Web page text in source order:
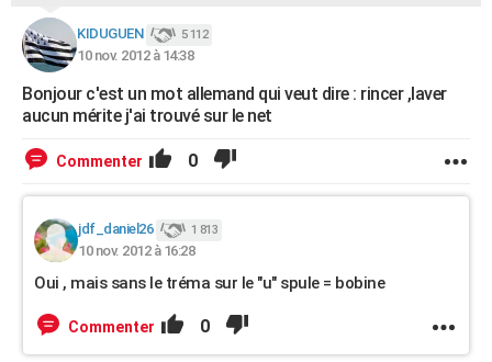
Dictionnaire
Biographies
Citations
Expressions
Proverbes
PROGRAMME TV
COPAINS D'AVANT
Bricolage
Lifestyle
Culture
Sport
Auto
Television
Voyage
Cinema
KIDUGUEN 5 112
10 nov. 2012 à 14:38
Bonjour c'est un mot allemand qui veut dire : rincer ,laver
aucun mérite j'ai trouvé sur le net
Commenter 0
jdf_daniel26 1 813
10 nov. 2012 à 16:28
Oui , mais sans le tréma sur le "u" spule = bobine
Commenter 0